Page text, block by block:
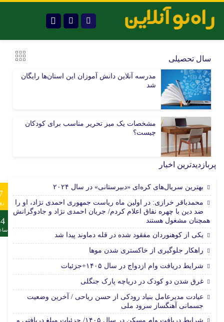
سال تحصیلی
مدرسه آنلاین دانش آموزان این استان‌ها رایگان
شد
مشخصات یک میز تحریر مناسب برای کودکان
چیست؟
پربازدیدترین اخبار
بهترین سریال‌های کره‌ای «دبیرستانی» در سال ۲۰۲۴
محمدباقر خرازی: در اولین ماه ریاست جمهوری احمدی نژاد، او را
ضد دین با چهره نفاق اعلام کردم/ جریان احمدی نژاد و جادوگرانش
همچنان مشغول هستند
یکی از کوهنوردان مفقود شده در قله دماوند پیدا شد
راهکار جلوگیری از خاکستری شدن موها
شرایط دریافت وام ازدواج در سال ۱۴۰۵+جزئیات
غرق شدن دو کودک در دریاچه پارک جنگلی
عیادت مدیرعامل بنیاد رودکی از حسن ریاحی / آخرین وضعیت
جسمانی آهنگساز سرود ملی
شرایط دریافت وام مسکن در سال ۱۴۰۵/ جزئیات مبلغ دریافتی و